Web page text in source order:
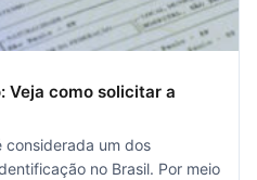
Veja como solicitar a
um dos
no Brasil. Por meio